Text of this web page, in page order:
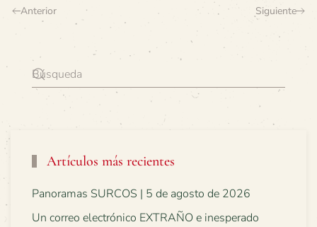
Anterior Siguiente
Artículos más recientes
Panoramas SURCOS | 5 de agosto de 2026
Un correo electrónico EXTRAÑO e inesperado